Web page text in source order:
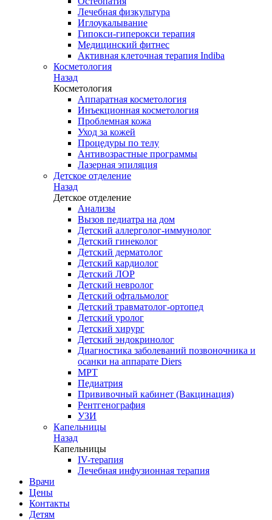
Лечебная физкультура
Иглоукалывание
Гипокси-гиперокси терапия
Медицинский фитнес
Активная клеточная терапия Indiba
Косметология
Назад
Косметология
Аппаратная косметология
Инъекционная косметология
Проблемная кожа
Уход за кожей
Процедуры по телу
Антивозрастные программы
Лазерная эпиляция
Детское отделение
Назад
Детское отделение
Анализы
Вызов педиатра на дом
Детский аллерголог-иммунолог
Детский гинеколог
Детский дерматолог
Детский кардиолог
Детский ЛОР
Детский невролог
Детский офтальмолог
Детский травматолог-ортопед
Детский уролог
Детский хирург
Детский эндокринолог
Диагностика заболеваний позвоночника и
осанки на аппарате Diers
МРТ
Педиатрия
Прививочный кабинет (Вакцинация)
Рентгенография
УЗИ
Капельницы
Назад
Капельницы
IV-терапия
Лечебная инфузионная терапия
Врачи
Цены
Контакты
Детям